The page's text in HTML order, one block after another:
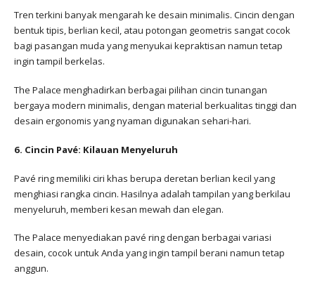
Tren terkini banyak mengarah ke desain minimalis. Cincin dengan
bentuk tipis, berlian kecil, atau potongan geometris sangat cocok
bagi pasangan muda yang menyukai kepraktisan namun tetap
ingin tampil berkelas.
The Palace menghadirkan berbagai pilihan cincin tunangan
bergaya modern minimalis, dengan material berkualitas tinggi dan
desain ergonomis yang nyaman digunakan sehari-hari.
6. Cincin Pavé: Kilauan Menyeluruh
Pavé ring memiliki ciri khas berupa deretan berlian kecil yang
menghiasi rangka cincin. Hasilnya adalah tampilan yang berkilau
menyeluruh, memberi kesan mewah dan elegan.
The Palace menyediakan pavé ring dengan berbagai variasi
desain, cocok untuk Anda yang ingin tampil berani namun tetap
anggun.